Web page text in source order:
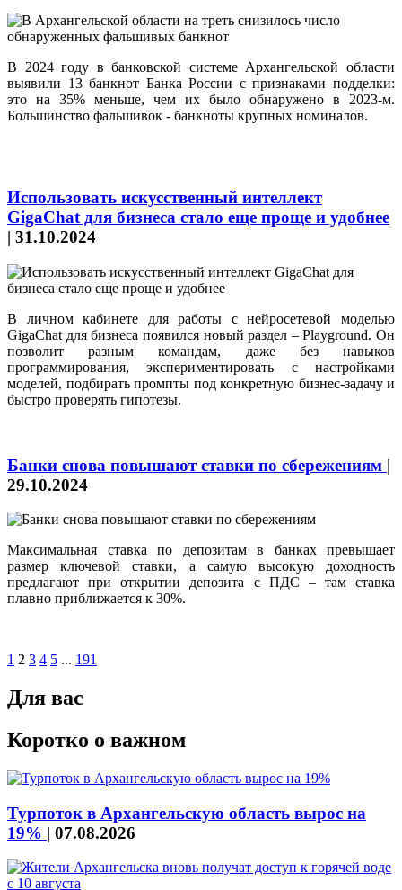
В 2024 году в банковской системе Архангельской области
выявили 13 банкнот Банка России с признаками подделки:
это на 35% меньше, чем их было обнаружено в 2023-м.
Большинство фальшивок - банкноты крупных номиналов.
Использовать искусственный интеллект
GigaChat для бизнеса стало еще проще и удобнее
| 31.10.2024
В личном кабинете для работы с нейросетевой моделью
GigaChat для бизнеса появился новый раздел – Playground. Он
позволит разным командам, даже без навыков
программирования, экспериментировать с настройками
моделей, подбирать промпты под конкретную бизнес-задачу и
быстро проверять гипотезы.
Банки снова повышают ставки по сбережениям |
29.10.2024
Максимальная ставка по депозитам в банках превышает
размер ключевой ставки, а самую высокую доходность
предлагают при открытии депозита с ПДС – там ставка
плавно приближается к 30%.
1 2 3 4 5 ... 191
Для вас
Коротко о важном
Турпоток в Архангельскую область вырос на
19% | 07.08.2026